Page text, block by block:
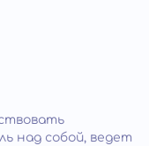
над собой, ведет